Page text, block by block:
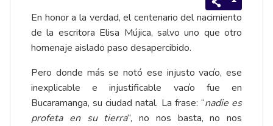
En honor a la verdad, el centenario del nacimiento
de la escritora Elisa Mújica, salvo uno que otro
homenaje aislado paso desapercibido.
Pero donde más se notó ese injusto vacío, ese
inexplicable e injustificable vacío fue en
Bucaramanga, su ciudad natal. La frase: “nadie es
profeta en su tierra”, no nos basta, no nos